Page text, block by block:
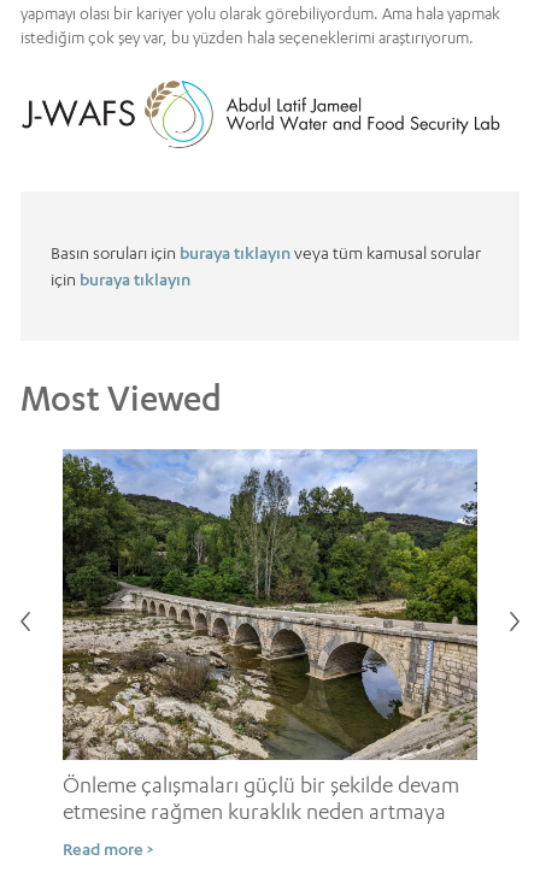
yapmayı olası bir kariyer yolu olarak görebiliyordum. Ama hala yapmak
istediğim çok şey var, bu yüzden hala seçeneklerimi araştırıyorum.
Basın soruları için buraya tıklayınveya tüm kamusal sorular
için buraya tıklayın
Most Viewed
Önleme çalışmaları güçlü bir şekilde devam
etmesine rağmen kuraklık neden artmaya
devam ediyor?
Read more >